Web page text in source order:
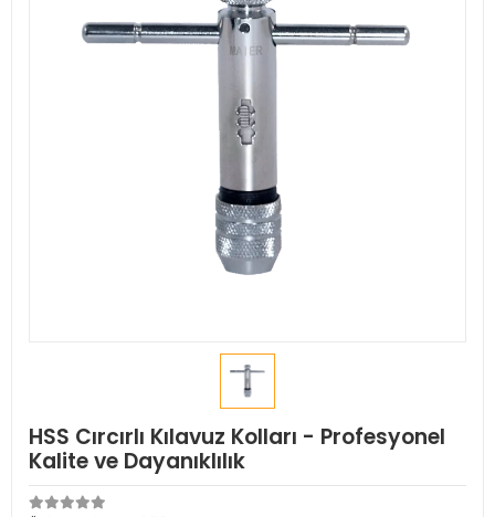
HSS Cırcırlı Kılavuz Kolları - Profesyonel
Kalite ve Dayanıklılık